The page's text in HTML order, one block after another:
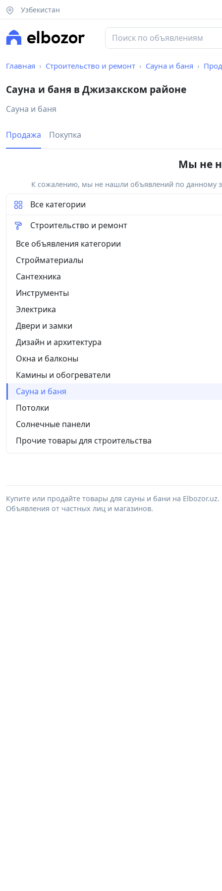
Узбекистан
Главная Строительство и ремонт Сауна и баня
Сауна и баня в Джизакском районе
Сауна и баня
Продажа Покупка
Мы не
К сожалению, мы не нашли объявлений по данному
Все категории
Строительство и ремонт
Все объявления категории
Стройматериалы
Сантехника
Инструменты
Электрика
Двери и замки
Дизайн и архитектура
Окна и балконы
Камины и обогреватели
Сауна и баня
Потолки
Солнечные панели
Прочие товары для строительства
Купите или продайте товары для сауны и бани на
Объявления от частных лиц и магазинов.